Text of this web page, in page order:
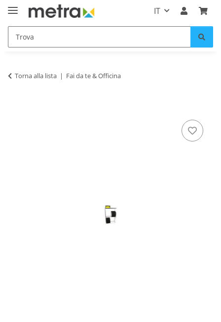
IT
Torna alla lista Fai da te & Officina